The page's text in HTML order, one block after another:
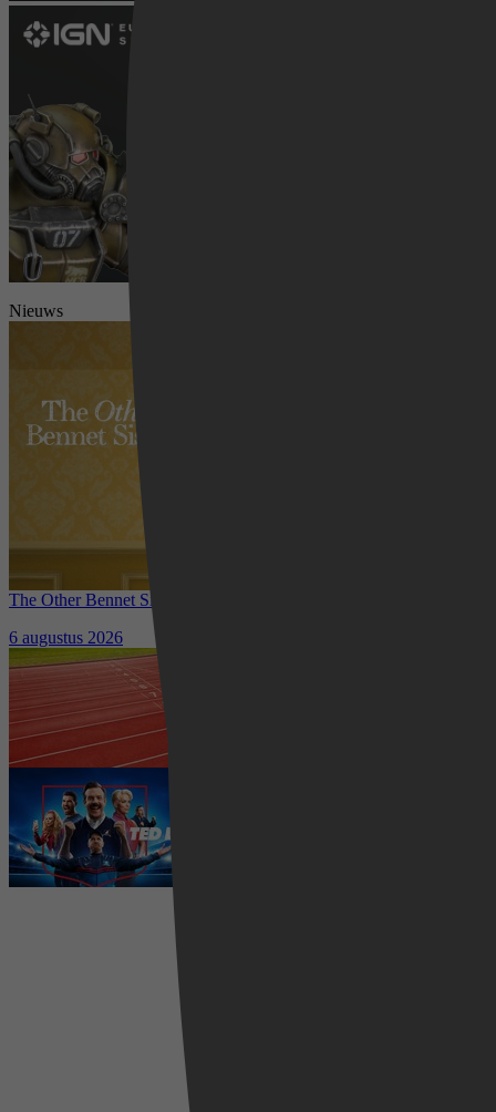
Nieuws
The Other Bennet Sister nu te zien op HBO Max: romantisch
kostuumdrama krijgt lovende recensies
6 augustus 2026